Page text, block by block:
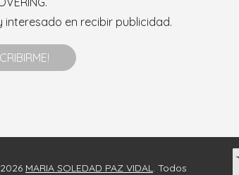
interesado en recibir publicidad.
MARIA SOLEDAD PAZ VIDAL. Todos